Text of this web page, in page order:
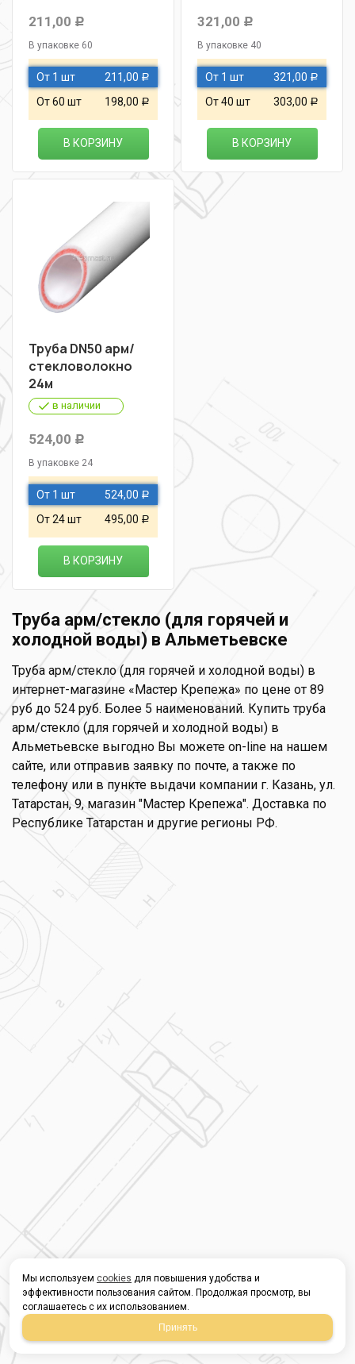
211,00 Р
В упаковке 60
От 1 шт 211,00 Р
От 60 шт 198,00 Р
В КОРЗИНУ
321,00 Р
В упаковке 40
От 1 шт 321,00 Р
От 40 шт 303,00 Р
В КОРЗИНУ
Труба DN50 арм/
стекловолокно
24м
в наличии
524,00 Р
В упаковке 24
От 1 шт 524,00 Р
От 24 шт 495,00 Р
В КОРЗИНУ
Труба арм/стекло (для горячей и
холодной воды) в Альметьевске
Труба арм/стекло (для горячей и холодной воды) в
интернет-магазине «Мастер Крепежа» по цене от 89
руб до 524 руб. Более 5 наименований. Купить труба
арм/стекло (для горячей и холодной воды) в
Альметьевске выгодно Вы можете on-line на нашем
сайте, или отправив заявку по почте, а также по
телефону или в пункте выдачи компании г. Казань, ул.
Татарстан, 9, магазин "Мастер Крепежа". Доставка по
Республике Татарстан и другие регионы РФ.
Мы используем cookies для повышения удобства и
эффективности пользования сайтом. Продолжая просмотр, вы
соглашаетесь с их использованием.
Принять